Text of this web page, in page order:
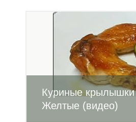
Куриные крылышки
Желтые (видео)